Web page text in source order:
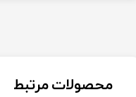
محصولات مرتبط